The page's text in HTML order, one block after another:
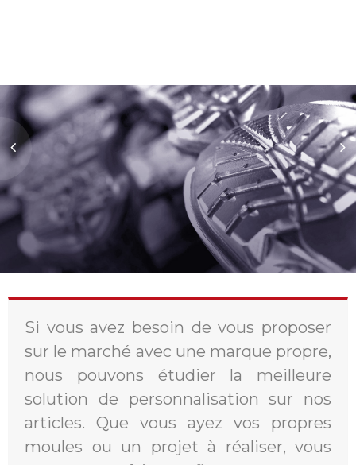
Si vous avez besoin de vous proposer
sur le marché avec une marque propre,
nous pouvons étudier la meilleure
solution de personnalisation sur nos
articles. Que vous ayez vos propres
moules ou un projet à réaliser, vous